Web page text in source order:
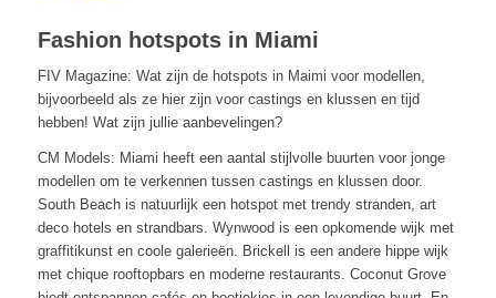
Fashion hotspots in Miami
FIV Magazine: Wat zijn de hotspots in Maimi voor modellen,
bijvoorbeeld als ze hier zijn voor castings en klussen en tijd
hebben! Wat zijn jullie aanbevelingen?
CM Models: Miami heeft een aantal stijlvolle buurten voor jonge
modellen om te verkennen tussen castings en klussen door.
South Beach is natuurlijk een hotspot met trendy stranden, art
deco hotels en strandbars. Wynwood is een opkomende wijk met
graffitikunst en coole galerieën. Brickell is een andere hippe wijk
met chique rooftopbars en moderne restaurants. Coconut Grove